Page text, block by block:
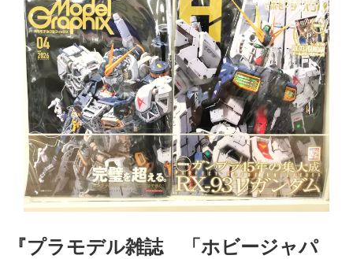
『プラモデル雑誌 「ホビージャパ